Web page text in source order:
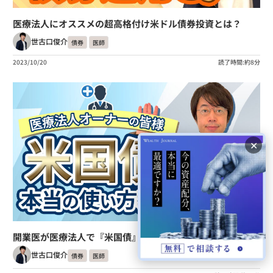
医療法人にオススメの超高格付け米ドル債券投資とは？
世古口俊介 債券 医師
2023/10/20 読了時間:約8分
開業医が医療法人で『米国債』に投資する本当の理由
世古口俊介 債券 医師
✕